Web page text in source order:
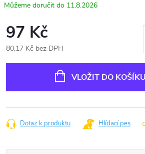
11.8.2026
97 Kč
80,17 Kč bez DPH
VLOŽIT DO KOŠÍKU
Dotaz k produktu Hlídací pes